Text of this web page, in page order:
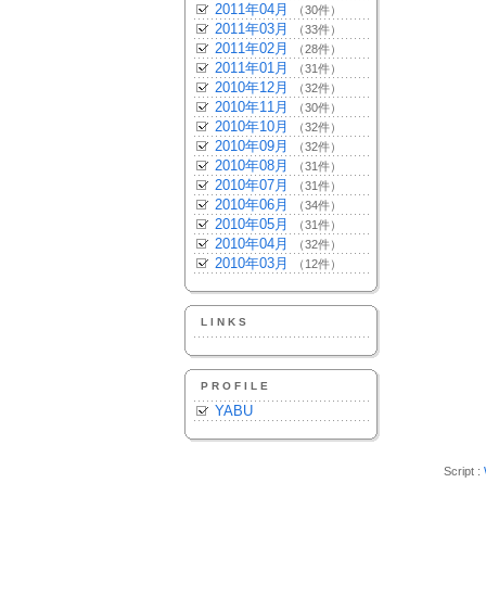
2011年04月 （30件）
2011年03月 （33件）
2011年02月 （28件）
2011年01月 （31件）
2010年12月 （32件）
2010年11月 （30件）
2010年10月 （32件）
2010年09月 （32件）
2010年08月 （31件）
2010年07月 （31件）
2010年06月 （34件）
2010年05月 （31件）
2010年04月 （32件）
2010年03月 （12件）
LINKS
PROFILE
YABU
Script :